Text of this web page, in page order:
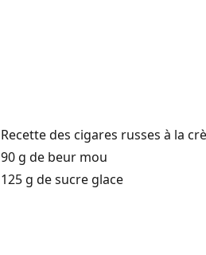
Recette des cigares russes à la
90 g de beur mou
125 g de sucre glace